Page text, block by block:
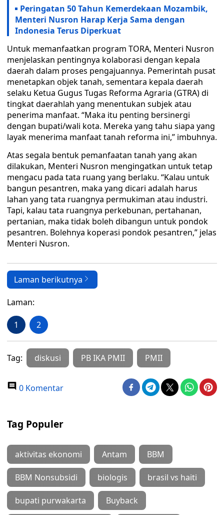
Peringatan 50 Tahun Kemerdekaan Mozambik,
Menteri Nusron Harap Kerja Sama dengan
Indonesia Terus Diperkuat
Untuk memanfaatkan program TORA, Menteri Nusron
menjelaskan pentingnya kolaborasi dengan kepala
daerah dalam proses pengajuannya. Pemerintah pusat
menetapkan objek tanah, sementara kepala daerah
selaku Ketua Gugus Tugas Reforma Agraria (GTRA) di
tingkat daerahlah yang menentukan subjek atau
penerima manfaat. “Maka itu penting bersinergi
dengan bupati/wali kota. Mereka yang tahu siapa yang
layak menerima manfaat tanah reforma ini,” imbuhnya.
Atas segala bentuk pemanfaatan tanah yang akan
dilakukan, Menteri Nusron mengingatkan untuk tetap
mengacu pada tata ruang yang berlaku. “Kalau untuk
bangun pesantren, maka yang dicari adalah harus
lahan yang tata ruangnya permukiman atau industri.
Tapi, kalau tata ruangnya perkebunan, pertahanan,
pertanian, maka tidak boleh dibangun untuk pondok
pesantren. Bolehnya koperasi pondok pesantren,” jelas
Menteri Nusron.
Laman berikutnya
Laman:
1 2
Tag: diskusi PB IKA PMII PMII
0 Komentar
Tag Populer
aktivitas ekonomi Antam BBM
BBM Nonsubsidi biologis brasil vs haiti
bupati purwakarta Buyback